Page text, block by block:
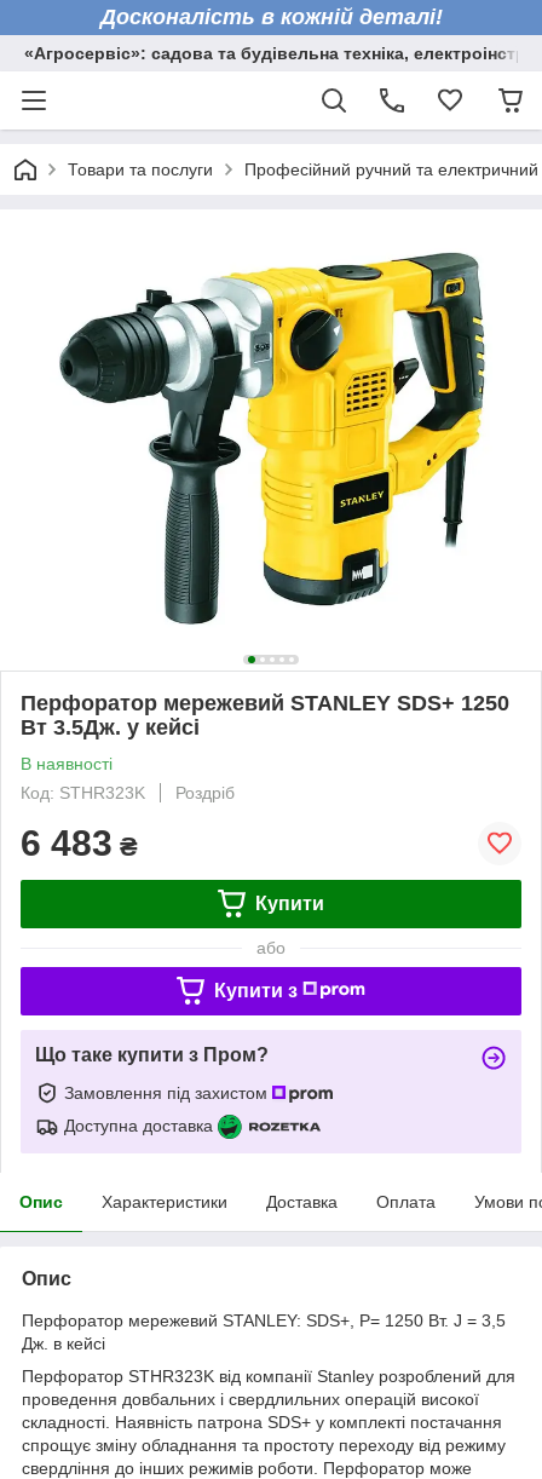
Досконалість в кожній деталі!
«Агросервіс»: садова та будівельна техніка,
Товари та послуги Професійний ручний та електричний
Перфоратор мережевий STANLEY SDS+ 1250
Вт 3.5Дж. у кейсі
В наявності
Код: STHR323K
Роздріб
6 483 ₴
Купити
або
Купити з
Що таке купити з Пром?
Замовлення під захистом
Доступна доставка
Опис Характеристики Доставка Оплата Умови
Опис
Перфоратор мережевий STANLEY: SDS+, P= 1250 Вт. J = 3,5
Дж. в кейсі
Перфоратор STHR323K від компанії Stanley розроблений для
проведення довбальних і свердлильних операцій високої
складності. Наявність патрона SDS+ у комплекті постачання
спрощує зміну обладнання та простоту переходу від режиму
свердління до інших режимів роботи. Перфоратор може